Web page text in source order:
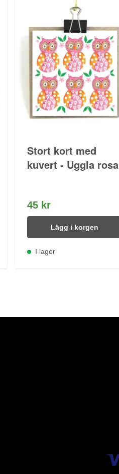
Stort kort med
kuvert - Uggla rosa
45 kr
Lägg i korgen
I lager